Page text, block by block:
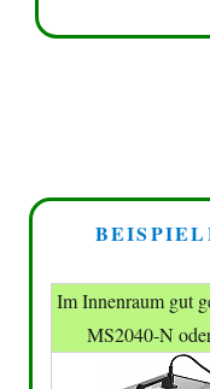
Im Innenraum gut
MS2040-N